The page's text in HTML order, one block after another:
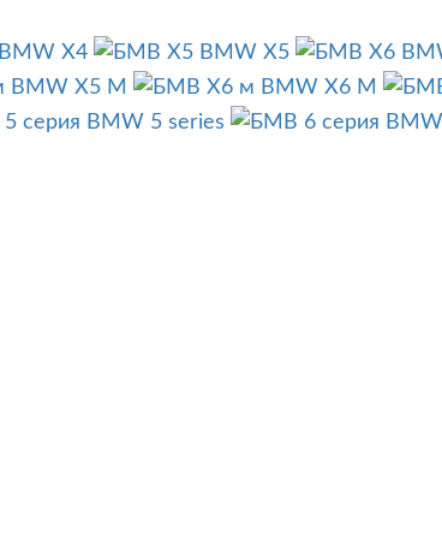
BMW X4 BMW X5
BMW X5 M
BMW X6 M
BMW 5 series